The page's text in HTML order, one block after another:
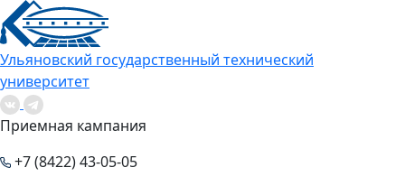
Ульяновский государственный технический
университет
Приемная кампания
+7 (8422) 43-05-05